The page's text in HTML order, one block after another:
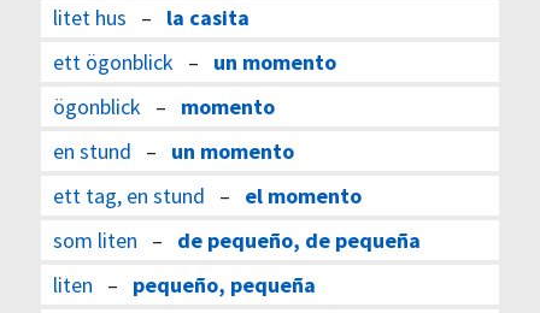
litet hus – la casita
ett ögonblick – un momento
ögonblick – momento
en stund – un momento
ett tag, en stund – el momento
som liten – de pequeño, de pequeña
liten – pequeño, pequeña